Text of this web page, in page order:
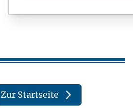
Zur Startseite